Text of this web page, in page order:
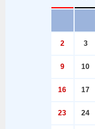
2 3
9 10
16 17
23 24